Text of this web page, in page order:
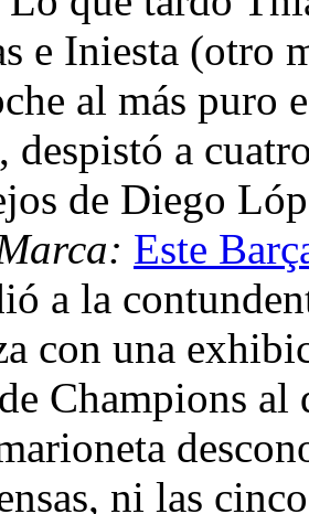
e Iniesta (otro
al más puro
despistó a
de Diego
Este
a la
con una
Champions
ni las